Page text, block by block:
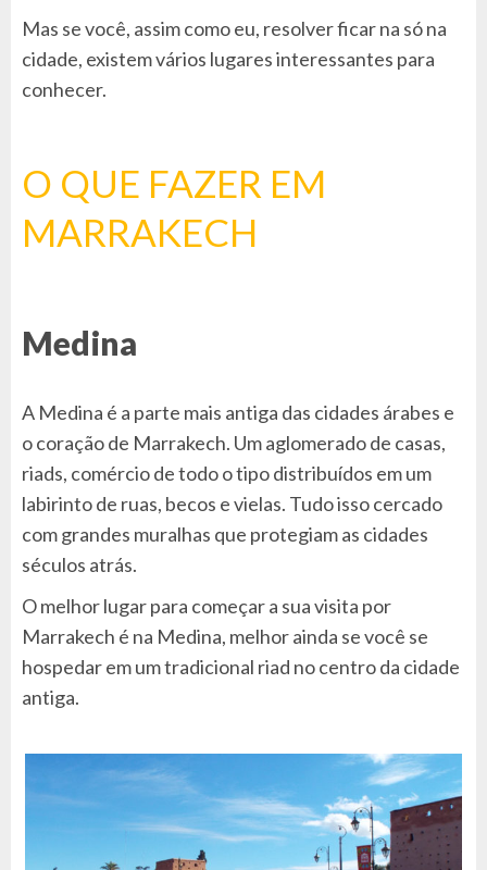
Mas se você, assim como eu, resolver ficar na só na
cidade, existem vários lugares interessantes para
conhecer.
O QUE FAZER EM
MARRAKECH
Medina
A Medina é a parte mais antiga das cidades árabes e
o coração de Marrakech. Um aglomerado de casas,
riads, comércio de todo o tipo distribuídos em um
labirinto de ruas, becos e vielas. Tudo isso cercado
com grandes muralhas que protegiam as cidades
séculos atrás.
O melhor lugar para começar a sua visita por
Marrakech é na Medina, melhor ainda se você se
hospedar em um tradicional riad no centro da cidade
antiga.